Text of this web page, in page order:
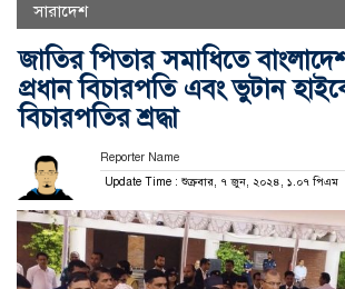
সারাদেশ
জাতির পিতার সমাধিতে
প্রধান বিচারপতি এবং ভুটান
বিচারপতির শ্রদ্ধা
Reporter Name
Update Time : শুক্রবার, ৭ জুন, ২০২৪, ১.০৭ পিএম